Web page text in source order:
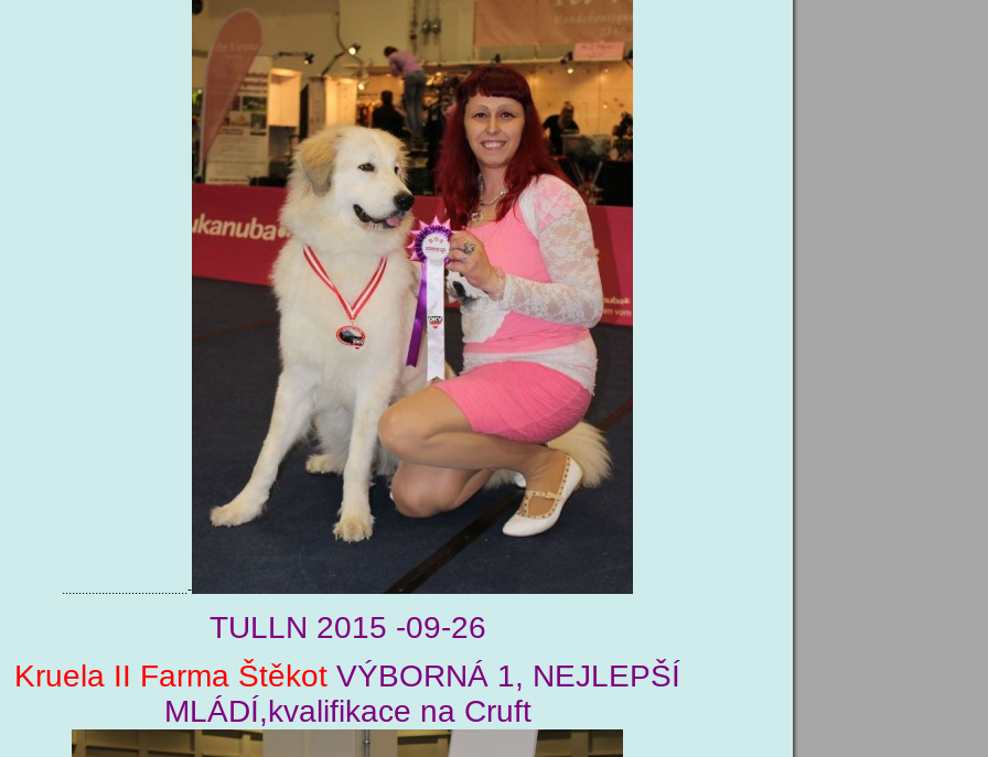
......................................-
TULLN 2015 -09-26
Kruela II Farma Štěkot VÝBORNÁ 1, NEJLEPŠÍ
MLÁDÍ,kvalifikace na Cruft